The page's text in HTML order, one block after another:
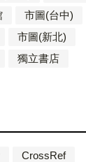
市圖(台中)
市圖(新北)
獨立書店
CrossRef